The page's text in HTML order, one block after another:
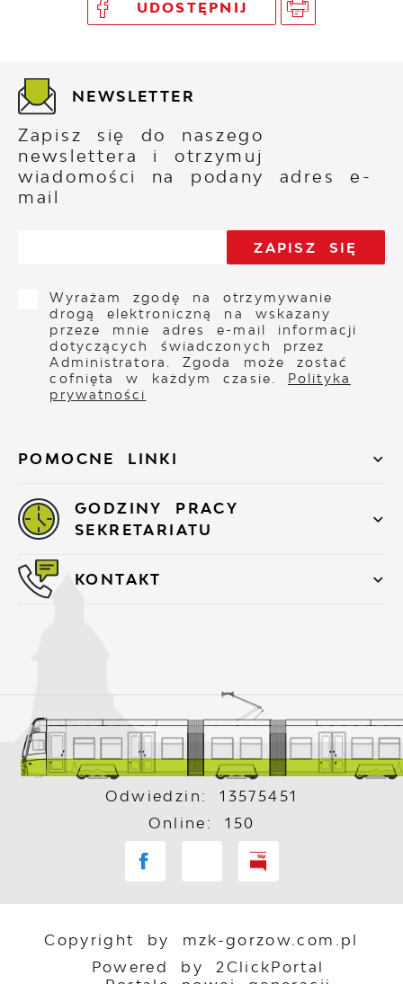
UDOSTĘPNIJ
POMOCNE LINKI
NEWSLETTER
Zapisz się do naszego
newslettera i otrzymuj
wiadomości na podany adres e-
mail
Wyrażam zgodę na otrzymywanie
drogą elektroniczną na wskazany
przeze mnie adres e-mail informacji
dotyczących świadczonych przez
Administratora. Zgoda może zostać
cofnięta w każdym czasie. Polityka
prywatności
GODZINY PRACY
SEKRETARIATU
KONTAKT
Odwiedzin: 13575451
Online: 150
Copyright by mzk-gorzow.com.pl
Powered by2ClickPortal